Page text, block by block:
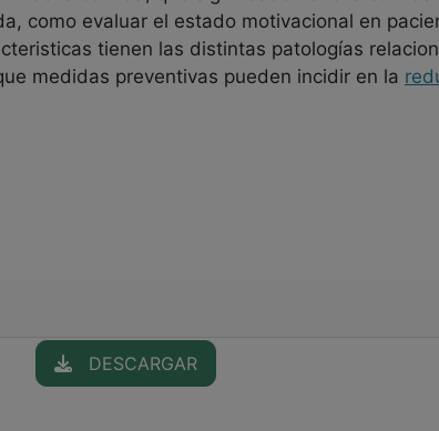
como evaluar el estado motivacional en
tienen las distintas patologías
medidas preventivas pueden incidir en la
DESCARGAR